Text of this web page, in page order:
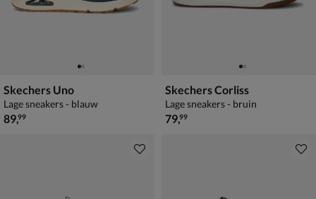
Skechers Uno
Lage sneakers - blauw
€ 89,99
89,99
Skechers Corliss
Lage sneakers - bruin
€ 79,99
79,99